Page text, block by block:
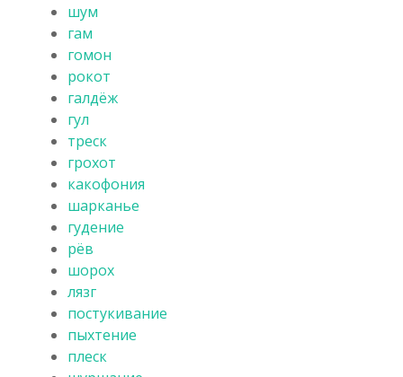
шум
гам
гомон
рокот
галдёж
гул
треск
грохот
какофония
шарканье
гудение
рёв
шорох
лязг
постукивание
пыхтение
плеск